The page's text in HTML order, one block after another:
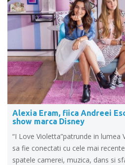
Alexia Eram, fiica Andreei
show marca Disney
“I Love Violetta”patrunde in
sa fie conectati cu cele mai
spatele camerei, muzica, dans si